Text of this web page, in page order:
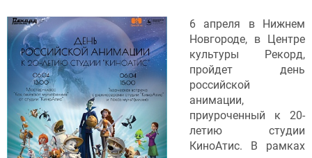
6 апреля в Нижнем
Новгороде, в Центре
культуры Рекорд,
пройдет день
российской
анимации,
приуроченный к 20-
летию студии
КиноАтис. В рамках